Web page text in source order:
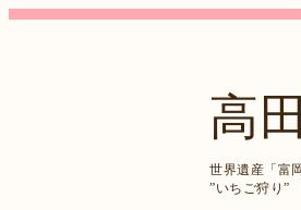
高
世界遺産「富
”いちご狩り”